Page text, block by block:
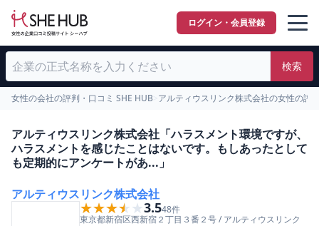
ログイン・会員登録
検索
女性の会社の評判・口コミ SHE HUB アルティウスリンク株式会社の女性の評
アルティウスリンク株式会社「ハラスメント環境ですが、
ハラスメントを感じたことはないです。もしあったとして
も定期的にアンケートがあ...」
アルティウスリンク株式会社
★★★★★
★★★★★3.548件
東京都新宿区西新宿２丁目３番２号/アルティウスリンク